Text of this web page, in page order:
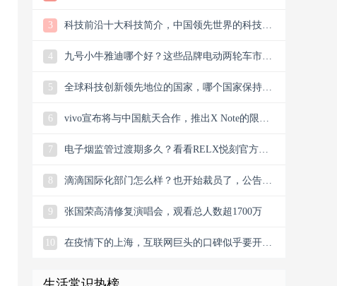
3
科技前沿十大科技简介，中国领先世界的科技创
4
九号小牛雅迪哪个好？这些品牌电动两轮车市场
5
全球科技创新领先地位的国家，哪个国家保持科
6
vivo宣布将与中国航天合作，推出X Note的限量
7
电子烟监管过渡期多久？看看RELX悦刻官方微
8
滴滴国际化部门怎么样？也开始裁员了，公告宣
9
张国荣高清修复演唱会，观看总人数超1700万
10
在疫情下的上海，互联网巨头的口碑似乎要开始